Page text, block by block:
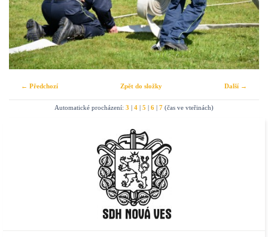
← Předchozí Další →
Zpět do složky
Automatické procházení: 3 | 4 | 5 | 6 | 7 (čas ve vteřinách)